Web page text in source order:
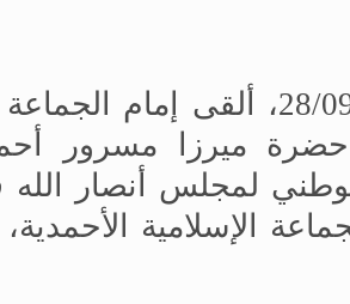
في 28/09/2025، ألقى إمام
ميرزا مسرور
الوطني لمجلس أنصار